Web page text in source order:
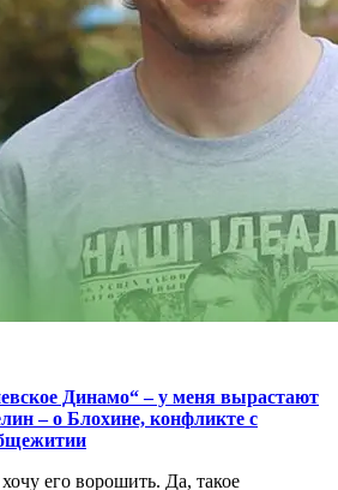
Динамо“ – у меня вырастают
– о Блохине, конфликте с
его ворошить. Да, такое